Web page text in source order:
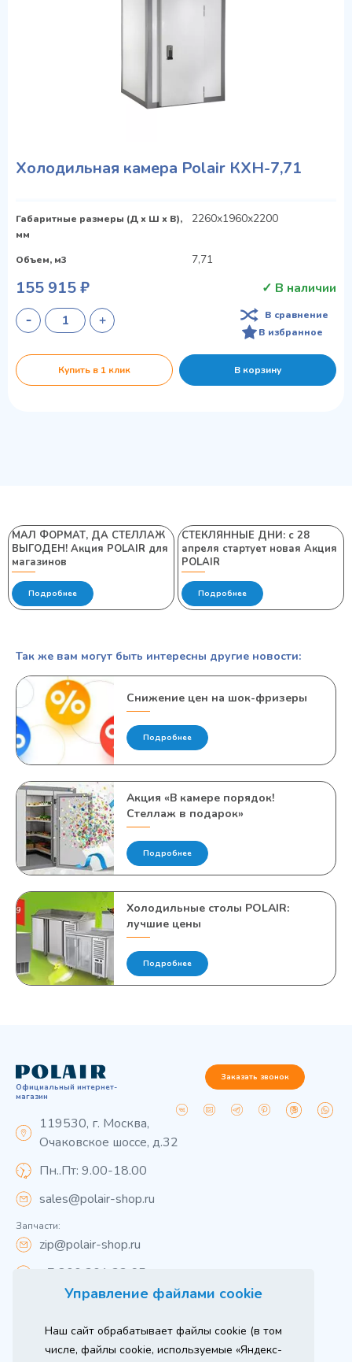
Управление файлами cookie
Наш сайт обрабатывает файлы cookie (в том
числе, файлы cookie, используемые «Яндекс-
Холодильная камера Polair КХН-7,71
Габаритные размеры (Д х Ш х В),
мм
2260x1960x2200
Объем, м3 7,71
155 915 ₽ ✓ В наличии
В сравнение
В избранное
Купить в 1 клик В корзину
МАЛ ФОРМАТ, ДА СТЕЛЛАЖ
ВЫГОДЕН! Акция POLAIR для
магазинов
Подробнее
СТЕКЛЯННЫЕ ДНИ: с 28
апреля стартует новая Акция
POLAIR
Подробнее
Так же вам могут быть интересны другие новости:
Cнижение цен на шок-фризеры
Подробнее
Акция «В камере порядок!
Стеллаж в подарок»
Подробнее
Холодильные столы POLAIR:
лучшие цены
Подробнее
Официальный интернет-
магазин
119530, г. Москва,
Очаковское шоссе, д.32
Пн..Пт: 9.00-18.00
sales@polair-shop.ru
Запчасти:
zip@polair-shop.ru
+7 800 301 33 65
Заказать звонок
Вся информация на сайте о товарах носит
справочный характер и не является публичной
офертой в соответствии с пунктом 2 статьи 437 ГК РФ.